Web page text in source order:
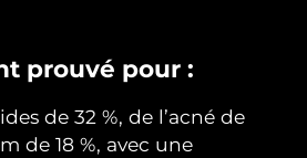
prouvé pour :
de 32 %, de l’acné de
de 18 %, avec une